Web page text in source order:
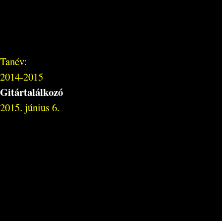
Tanév:
2014-2015
Gitártalálkozó
2015. június 6.